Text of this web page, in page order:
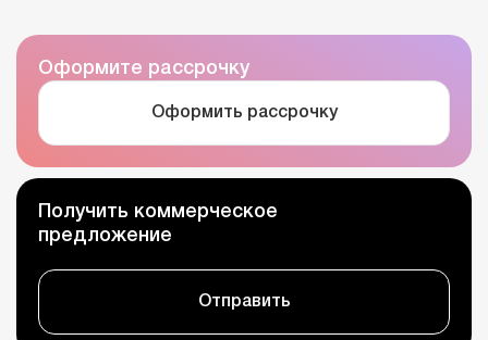
Оформите рассрочку
Оформить рассрочку
Получить коммерческое
предложение
Отправить